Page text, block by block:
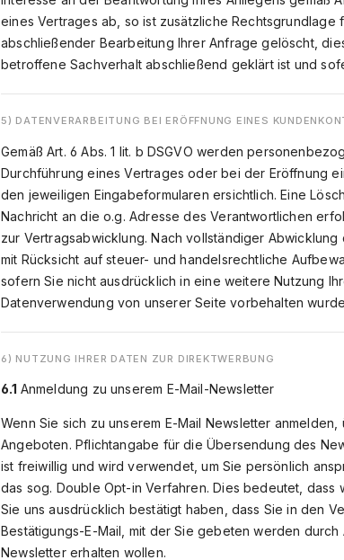
eines Vertrages ab, so ist zusätzliche Rechtsgrundlage
abschließender Bearbeitung Ihrer Anfrage gelöscht,
betroffene Sachverhalt abschließend geklärt ist und
5) DATENVERARBEITUNG BEI ERÖFFNUNG EINES
Gemäß Art. 6 Abs. 1 lit. b DSGVO werden
Durchführung eines Vertrages oder bei der Eröffnung
den jeweiligen Eingabeformularen ersichtlich. Eine
Nachricht an die o.g. Adresse des Verantwortlichen
zur Vertragsabwicklung. Nach vollständiger
mit Rücksicht auf steuer- und handelsrechtliche
sofern Sie nicht ausdrücklich in eine weitere Nutzung
Datenverwendung von unserer Seite vorbehalten
6) NUTZUNG IHRER DATEN ZUR DIREKTWERBUNG
6.1 Anmeldung zu unserem E-Mail-Newsletter
Wenn Sie sich zu unserem E-Mail Newsletter
Angeboten. Pflichtangabe für die Übersendung des
ist freiwillig und wird verwendet, um Sie persönlich
das sog. Double Opt-in Verfahren. Dies bedeutet,
Sie uns ausdrücklich bestätigt haben, dass Sie in den
Bestätigungs-E-Mail, mit der Sie gebeten werden
Newsletter erhalten wollen.